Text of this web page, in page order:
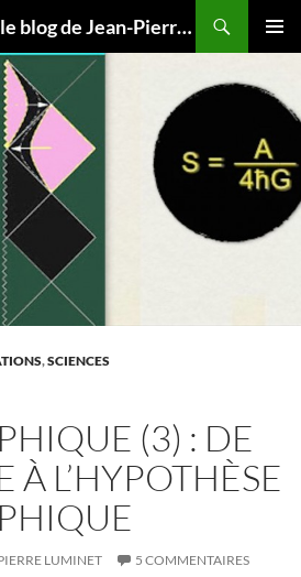
LUMINESCIENCES : le blog de Jean-Pierre LUMINET, astrophysicien
,SCIENCES
(3) : DE
À L’HYPOTHÈSE
LUMINET 5 COMMENTAIRES